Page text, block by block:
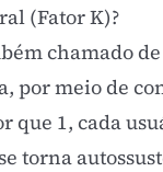
(Fator K)?
chamado
por meio de
que 1, cada
torna